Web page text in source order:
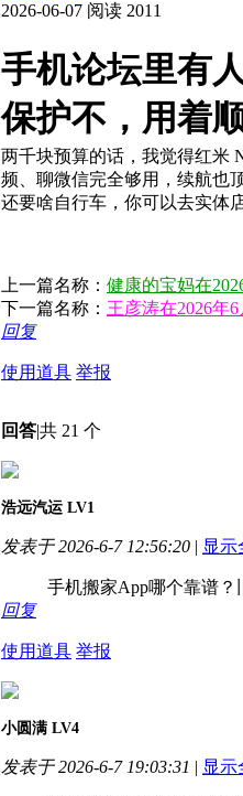
2026-06-07 阅读 2011
手机论坛里有
保护不，用着
两千块预算的话，我觉得红米
频、聊微信完全够用，续航也
还要啥自行车，你可以去实体
上一篇名称： 健康的宝妈在
下一篇名称： 王彦涛在2026年
回复
使用道具 举报
回答|共 21 个
浩远汽运 LV1
发表于 2026-6-7 12:56:20 | 显示
手机搬家App哪个靠谱
回复
使用道具 举报
小圆满 LV4
发表于 2026-6-7 19:03:31 | 显示